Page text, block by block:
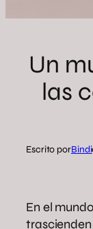
Un
las
Escrito porBindi
En el